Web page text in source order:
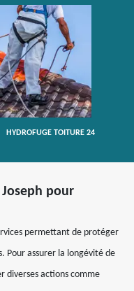
HYDROFUGE TOITURE 24
pour
permettant de protéger
Pour assurer la longévité de
diverses actions comme